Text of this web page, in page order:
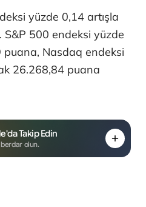
yüzde 0,14 artışla
S&P 500 endeksi yüzde
puana, Nasdaq endeksi
26.268,84 puana
Takip Edin
olun.